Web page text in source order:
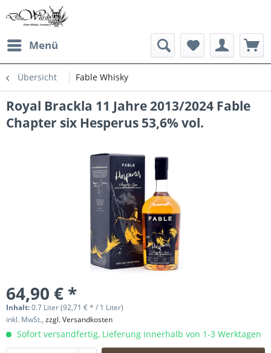
Menü
Übersicht Fable Whisky
Royal Brackla 11 Jahre 2013/2024 Fable
Chapter six Hesperus 53,6% vol.
64,90 € *
Inhalt:0.7 Liter (92,71 € * / 1 Liter)
inkl. MwSt., zzgl. Versandkosten
Sofort versandfertig, Lieferung innerhalb von 1-3 Werktagen